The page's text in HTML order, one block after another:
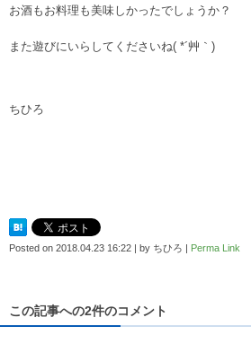
お酒もお料理も美味しかったでしょうか？
また遊びにいらしてくださいね( *´艸｀)
ちひろ
Posted on 2018.04.23 16:22 | by ちひろ | Perma Link
この記事への2件のコメント